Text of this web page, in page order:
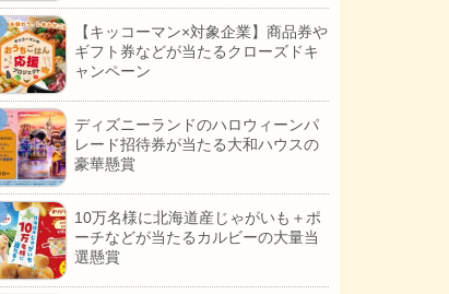
【キッコーマン×対象企業】商品券や
ギフト券などが当たるクローズドキ
ャンペーン
ディズニーランドのハロウィーンパ
レード招待券が当たる大和ハウスの
豪華懸賞
10万名様に北海道産じゃがいも＋ポ
ーチなどが当たるカルビーの大量当
選懸賞